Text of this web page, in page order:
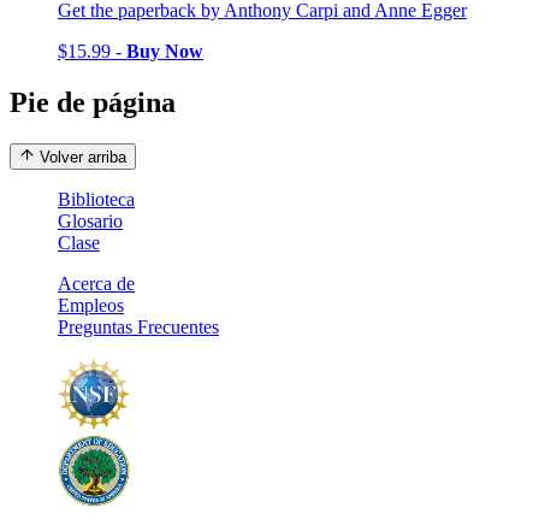
Get the paperback by Anthony Carpi and Anne Egger
$15.99 - Buy Now
Pie de página
Volver arriba
Biblioteca
Glosario
Clase
Acerca de
Empleos
Preguntas Frecuentes